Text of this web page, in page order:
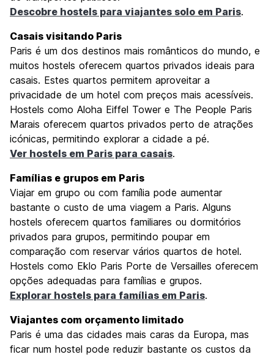
Descobre hostels para viajantes solo em Paris.
Casais visitando Paris
Paris é um dos destinos mais românticos do mundo, e
muitos hostels oferecem quartos privados ideais para
casais. Estes quartos permitem aproveitar a
privacidade de um hotel com preços mais acessíveis.
Hostels como Aloha Eiffel Tower e The People Paris
Marais oferecem quartos privados perto de atrações
icónicas, permitindo explorar a cidade a pé.
Ver hostels em Paris para casais.
Famílias e grupos em Paris
Viajar em grupo ou com família pode aumentar
bastante o custo de uma viagem a Paris. Alguns
hostels oferecem quartos familiares ou dormitórios
privados para grupos, permitindo poupar em
comparação com reservar vários quartos de hotel.
Hostels como Eklo Paris Porte de Versailles oferecem
opções adequadas para famílias e grupos.
Explorar hostels para famílias em Paris.
Viajantes com orçamento limitado
Paris é uma das cidades mais caras da Europa, mas
ficar num hostel pode reduzir bastante os custos da